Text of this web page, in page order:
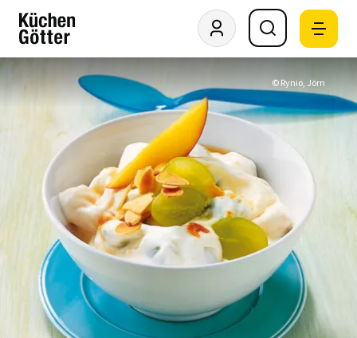
© Rynio, Jörn